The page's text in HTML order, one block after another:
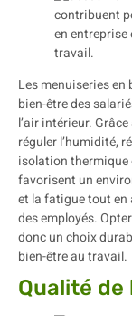
Les menuiseries
bien-être des
l’air intérieur.
réguler l’humidité,
isolation thermique
favorisent un
et la fatigue tout
des employés.
donc un choix
bien-être au travail.
Qualité de